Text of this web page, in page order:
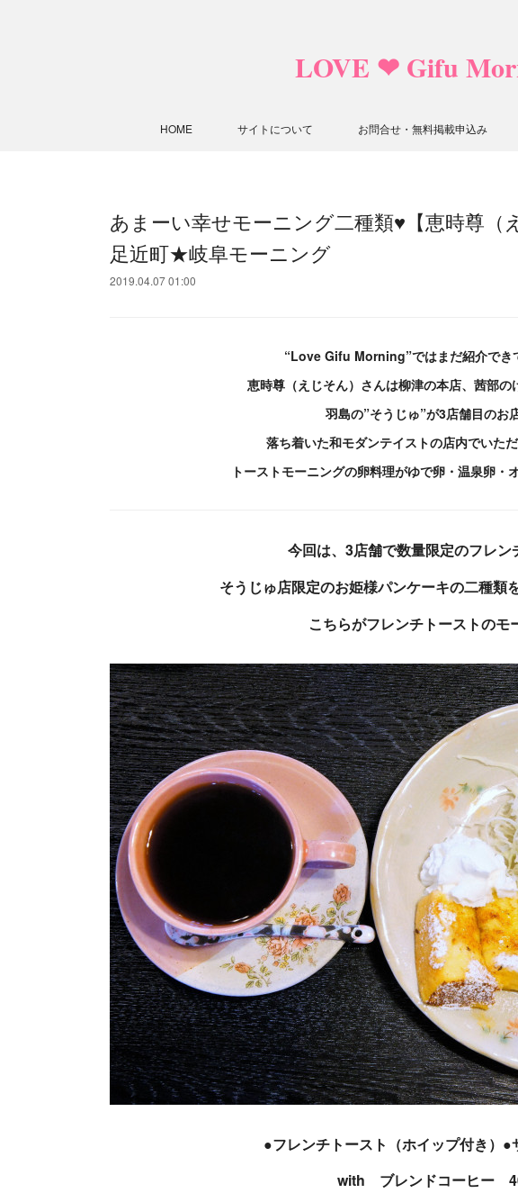
LOVE ❤ Gifu
HOME サイトについて お問合せ・無料掲載申込み
あまーい幸せモーニング二種類♥【恵時尊（
足近町★岐阜モーニング
2019.04.07 01:00
“Love Gifu Morning”ではまだ紹介でき
恵時尊（えじそん）さんは柳津の本店、茜部の
羽島の”そうじゅ”が3店舗目のお
落ち着いた和モダンテイストの店内でいた
トーストモーニングの卵料理がゆで卵・温泉卵・
今回は、3店舗で数量限定のフレン
そうじゅ店限定のお姫様パンケーキの二種類
こちらがフレンチトーストのモ
●フレンチトースト（ホイップ付き）
with ブレンドコーヒー